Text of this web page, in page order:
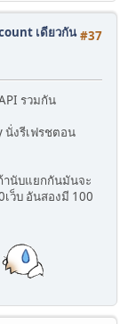
#37
เดียวกัน
รวมกัน
นั่งรีเฟรชตอน
านับแยกกันมันจะ
ว็บ อันสองมี 100